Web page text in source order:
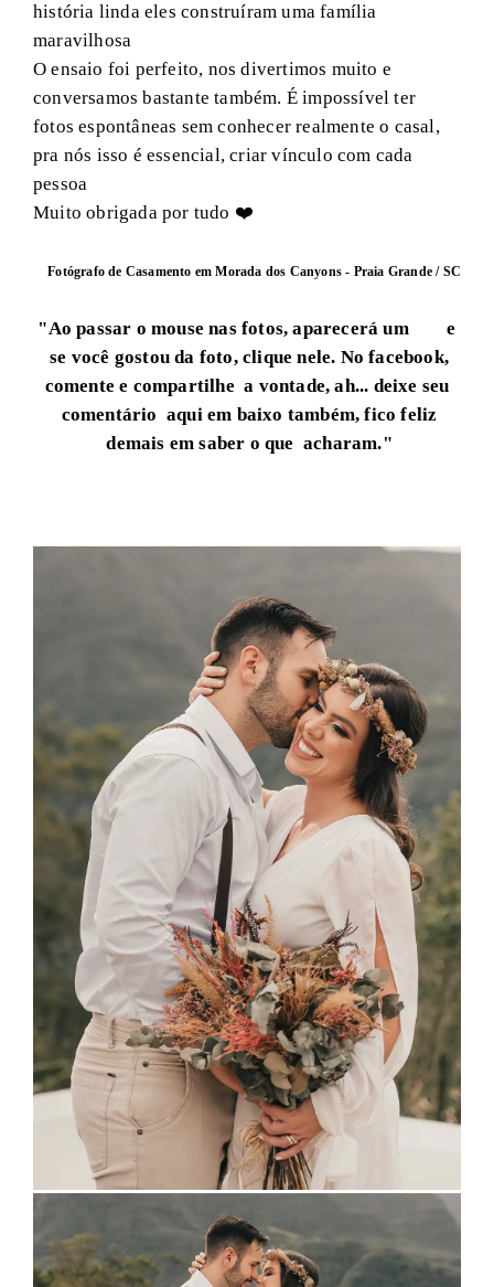
história linda eles construíram uma família
maravilhosa
O ensaio foi perfeito, nos divertimos muito e
conversamos bastante também. É impossível ter
fotos espontâneas sem conhecer realmente o casal,
pra nós isso é essencial, criar vínculo com cada
pessoa
Muito obrigada por tudo ❤️
Fotógrafo de Casamento em Morada dos Canyons - Praia Grande / SC
"Ao passar o mouse nas fotos, aparecerá um
e
se você gostou da foto, clique nele. No facebook,
comente e compartilhe a vontade, ah... deixe seu
comentário aqui em baixo também, fico feliz
demais em saber o que acharam."